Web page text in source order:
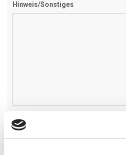
Hinweis/Sonstiges